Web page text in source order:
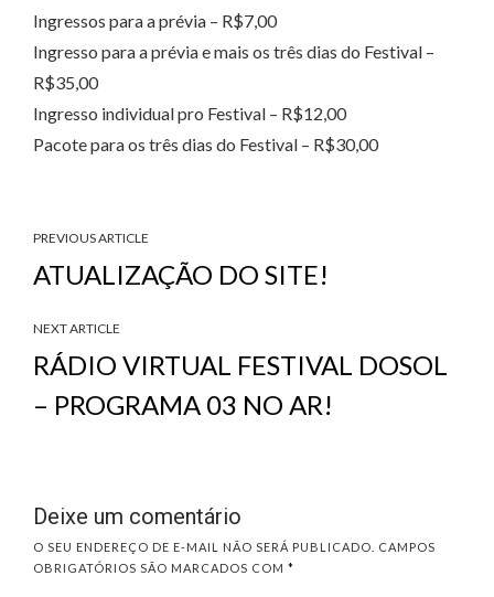
Ingressos para a prévia – R$7,00
Ingresso para a prévia e mais os três dias do Festival –
R$35,00
Ingresso individual pro Festival – R$12,00
Pacote para os três dias do Festival – R$30,00
PREVIOUS ARTICLE
ATUALIZAÇÃO DO SITE!
NEXT ARTICLE
RÁDIO VIRTUAL FESTIVAL DOSOL
– PROGRAMA 03 NO AR!
Deixe um comentário
O SEU ENDEREÇO DE E-MAIL NÃO SERÁ PUBLICADO.
CAMPOS
OBRIGATÓRIOS SÃO MARCADOS COM *